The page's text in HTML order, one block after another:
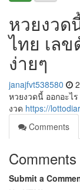
หวยงวด
ไทย เล
ง่ายๆ
janajfvt538580
หวยงวดนี้ ออกอะไ
งวด https://
Comments
Comments
Submit a